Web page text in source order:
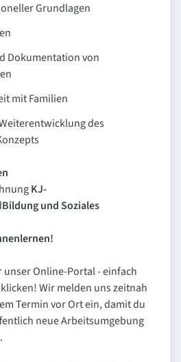
Grundlagen
Dokumentation von
mit Familien
des
KJ-
Bildung und Soziales
Online-Portal - einfach
Wir melden uns zeitnah
Termin vor Ort ein, damit du
neue Arbeitsumgebung